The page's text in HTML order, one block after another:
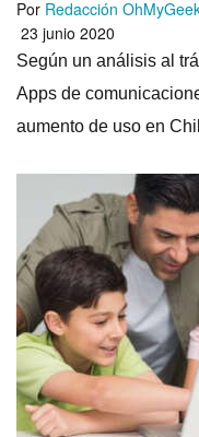
Por Redacción
23 junio 2020
Según un análisis al
Apps de
aumento de uso en